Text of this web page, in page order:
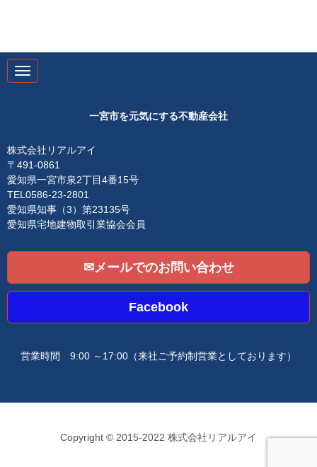
N
a
i
o
一宮市を元気にする不動産会社
株式会社リアルアイ
〒491-0861
愛知県一宮市泉2丁目4番15号
TEL0586-23-2801
愛知県知事（3）第23135号
愛知県宅地建物取引業協会会員
✉メールでのお問い合わせ
Facebook
営業時間 9:00 ～17:00 （来社ご予約制営業としております）
Copyright © 2015-2022 株式会社リアルアイ